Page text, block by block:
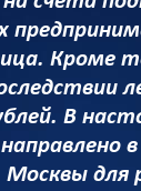
Кроме
В
направлено
Москвы для